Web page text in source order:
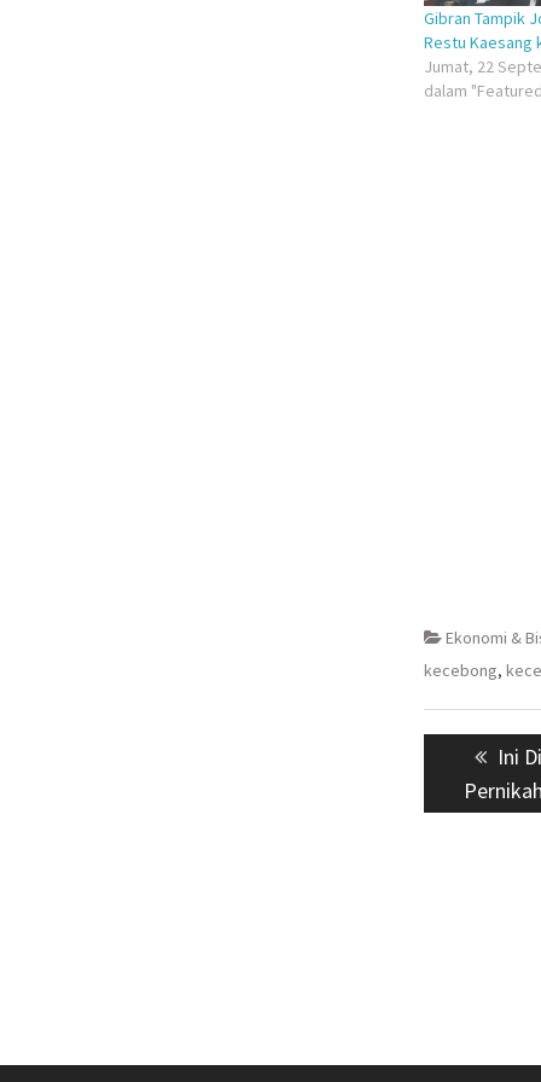
Gibran Tampik
Restu Kaesang
Jumat, 22
dalam
Ekonomi &
kecebong,
Navigasi
post:
Ini